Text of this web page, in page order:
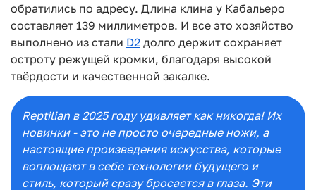
обратились по адресу. Длина клина у Кабальеро
составляет 139 миллиметров. И все это хозяйство
выполнено из стали D2 долго держит сохраняет
остроту режущей кромки, благодаря высокой
твёрдости и качественной закалке.
Reptilian в 2025 году удивляет как никогда! Их
новинки - это не просто очередные ножи, а
настоящие произведения искусства, которые
воплощают в себе технологии будущего и
стиль, который сразу бросается в глаза. Эти